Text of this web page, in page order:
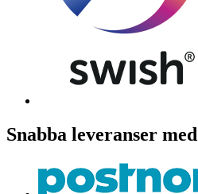
Snabba leveranser med